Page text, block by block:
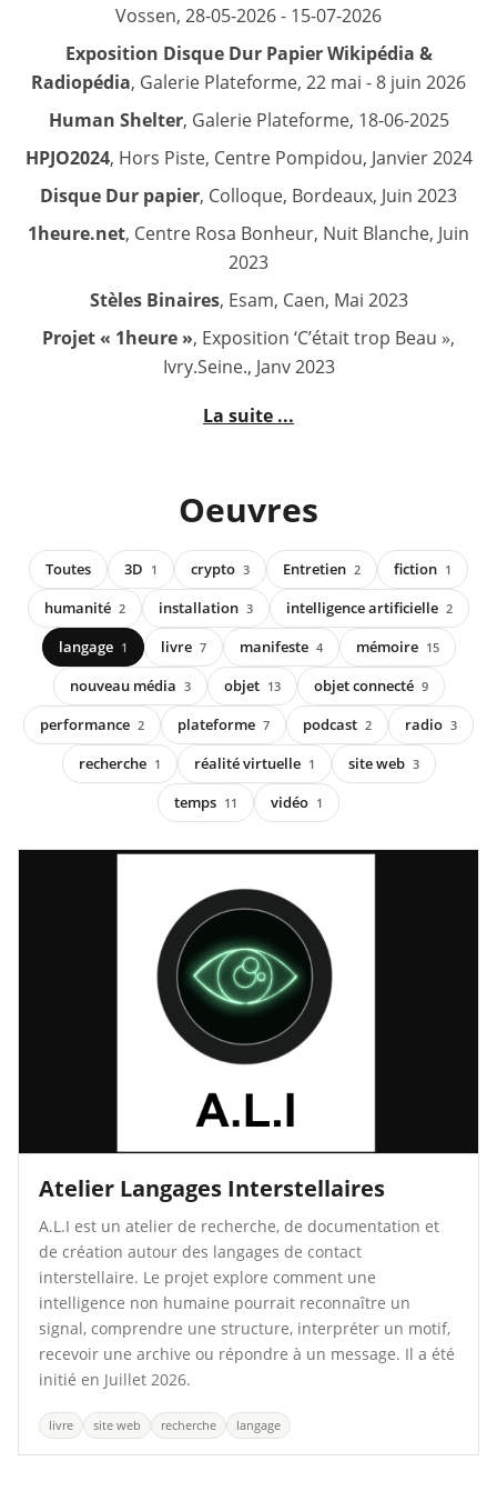
Vossen, 28-05-2026 - 15-07-2026
Exposition Disque Dur Papier Wikipédia &
Radiopédia, Galerie Plateforme, 22 mai - 8 juin 2026
Human Shelter, Galerie Plateforme, 18-06-2025
HPJO2024, Hors Piste, Centre Pompidou, Janvier 2024
Disque Dur papier, Colloque, Bordeaux, Juin 2023
1heure.net, Centre Rosa Bonheur, Nuit Blanche, Juin
2023
Stèles Binaires, Esam, Caen, Mai 2023
Projet « 1heure », Exposition ‘C’était trop Beau »,
Ivry.Seine., Janv 2023
La suite ...
Oeuvres
Toutes 3D 1 crypto 3 Entretien 2 fiction 1
humanité 2 installation 3 intelligence artificielle 2
langage 1 livre 7 manifeste 4 mémoire 15
nouveau média 3 objet 13 objet connecté 9
performance 2 plateforme 7 podcast 2 radio 3
recherche 1 réalité virtuelle 1 site web 3
temps 11 vidéo 1
Atelier Langages Interstellaires
A.L.I est un atelier de recherche, de documentation et
de création autour des langages de contact
interstellaire. Le projet explore comment une
intelligence non humaine pourrait reconnaître un
signal, comprendre une structure, interpréter un motif,
recevoir une archive ou répondre à un message. Il a été
initié en Juillet 2026.
livre site web recherche langage